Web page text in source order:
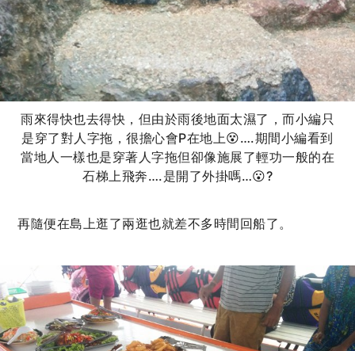
雨來得快也去得快，但由於雨後地面太濕了，而小編只
是穿了對人字拖，很擔心會P在地上😵….期間小編看到
當地人一樣也是穿著人字拖但卻像施展了輕功一般的在
石梯上飛奔….是開了外掛嗎…😮?
再隨便在島上逛了兩逛也就差不多時間回船了。